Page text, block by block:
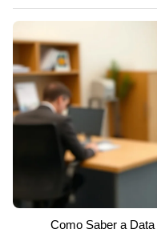
Como Saber a